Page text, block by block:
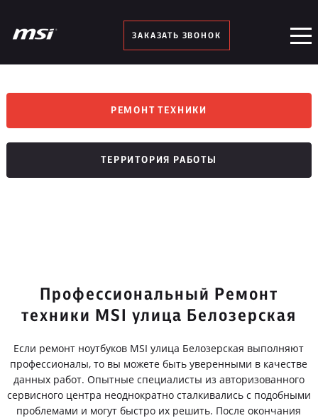
ЗАКАЗАТЬ ЗВОНОК
РЕМОНТ ТЕХНИКИ
ТЕРРИТОРИЯ РАБОТЫ
Профессиональный Ремонт
техники MSI улица Белозерская
Если ремонт ноутбуков MSI улица Белозерская выполняют
профессионалы, то вы можете быть уверенными в качестве
данных работ. Опытные специалисты из авторизованного
сервисного центра неоднократно сталкивались с подобными
проблемами и могут быстро их решить. После окончания